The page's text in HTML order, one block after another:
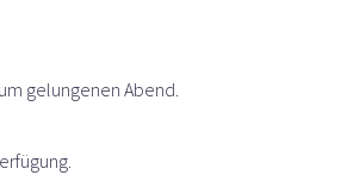
gelungenen Abend.